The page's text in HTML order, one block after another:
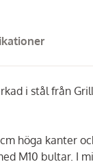
i stål från
höga kanter
M10 bultar. I